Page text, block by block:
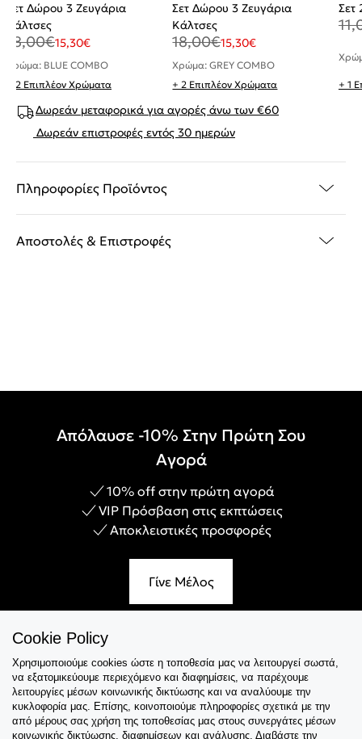
Σετ Δώρου 3 Ζευγάρια
Κάλτσες
18,00€15,30€
Χρώμα: BLUE COMBO
+ 2 Επιπλέον Χρώματα
Σετ Δώρου 3 Ζευγάρια
Κάλτσες
18,00€15,30€
Χρώμα: GREY COMBO
+ 2 Επιπλέον Χρώματα
Σετ
+ 1
Δωρεάν μεταφορικά για αγορές άνω των €60
Δωρεάν επιστροφές εντός 30 ημερών
Πληροφορίες Προϊόντος
Αποστολές & Επιστροφές
Απόλαυσε -10% Στην Πρώτη Σου
Αγορά
10% off στην πρώτη αγορά
VIP Πρόσβαση στις εκπτώσεις
Αποκλειστικές προσφορές
Γίνε Μέλος
Εξυπηρέτηση
Collections
Cookie Policy
Χρησιμοποιούμε cookies ώστε η τοποθεσία μας να λειτουργεί σωστά,
να εξατομικεύουμε περιεχόμενο και διαφημίσεις, να παρέχουμε
λειτουργίες μέσων κοινωνικής δικτύωσης και να αναλύουμε την
κυκλοφορία μας. Επίσης, κοινοποιούμε πληροφορίες σχετικά με την
από μέρους σας χρήση της τοποθεσίας μας στους συνεργάτες μέσων
κοινωνικής δικτύωσης, διαφημίσεων και ανάλυσης. Διαβάστε την